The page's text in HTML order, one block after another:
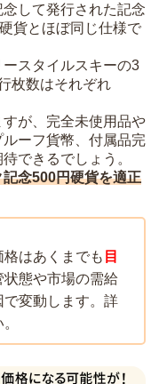
して発行された記念
貨とほぼ同じ仕様で
スタイルスキーの3
枚数はそれぞれ
が、完全未使用品や
ーフ貨幣、付属品完
できるでしょう。
念500円硬貨を適正
はあくまでも 目
態や市場の需給
変動します。詳